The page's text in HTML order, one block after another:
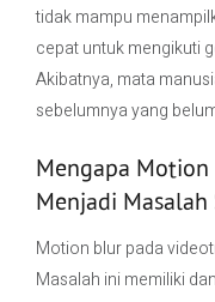
tidak mampu
cepat untuk mengikuti
Akibatnya, mata
sebelumnya yang
Mengapa
Menjadi Masalah
Motion blur pada
Masalah ini memiliki